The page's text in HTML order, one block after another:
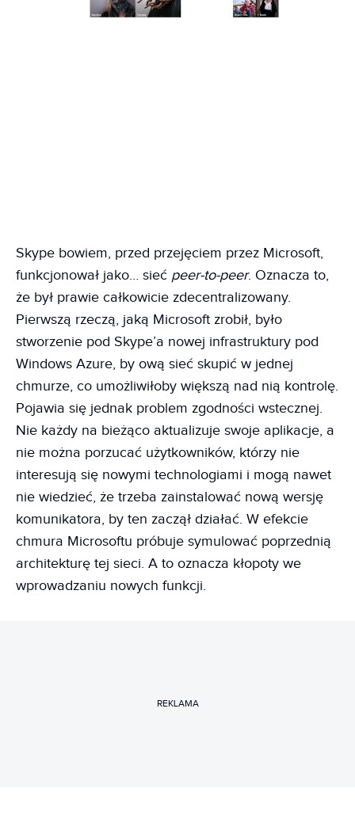
Skype bowiem, przed przejęciem przez Microsoft,
funkcjonował jako… sieć peer-to-peer. Oznacza to,
że był prawie całkowicie zdecentralizowany.
Pierwszą rzeczą, jaką Microsoft zrobił, było
stworzenie pod Skype’a nowej infrastruktury pod
Windows Azure, by ową sieć skupić w jednej
chmurze, co umożliwiłoby większą nad nią kontrolę.
Pojawia się jednak problem zgodności wstecznej.
Nie każdy na bieżąco aktualizuje swoje aplikacje, a
nie można porzucać użytkowników, którzy nie
interesują się nowymi technologiami i mogą nawet
nie wiedzieć, że trzeba zainstalować nową wersję
komunikatora, by ten zaczął działać. W efekcie
chmura Microsoftu próbuje symulować poprzednią
architekturę tej sieci. A to oznacza kłopoty we
wprowadzaniu nowych funkcji.
REKLAMA